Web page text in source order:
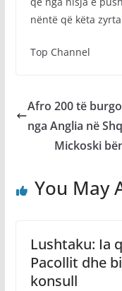
nëntë që këta
Top Channel
Afro 200 të
nga Anglia në
Mickoski
You May
Lushtaku: Ia
Pacollit dhe
konsull